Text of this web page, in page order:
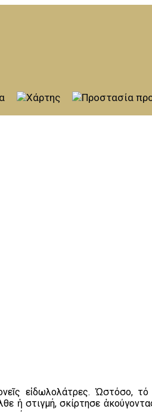
εἰδωλολάτρες. Ὡστόσο, τό
ἡ στιγμή, σκίρτησε